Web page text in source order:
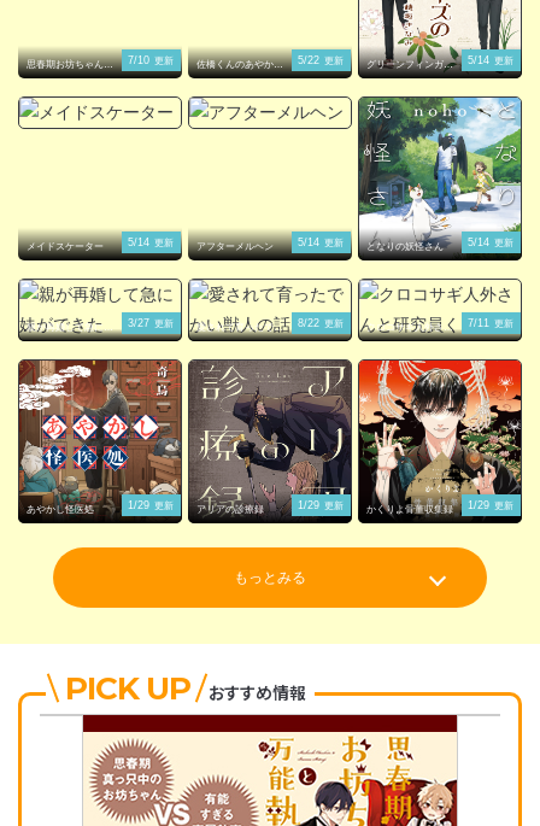
PICK UP おすすめ情報
思春期お坊ちゃんと
万能執事
7/10 更新
佐橋くんのあやかし
日和
5/22 更新
グリーンフィンガー
ズの箱庭
5/14 更新
メイドスケーター 5/14 更新 アフターメルヘン 5/14 更新 となりの妖怪さん 5/14 更新
親が再婚して急に妹
ができた
3/27 更新
愛されて育ったでか
い獣人の話
8/22 更新
クロコサギ人外さん
と研究員くん。
7/11 更新
あやかし怪医処 1/29 更新 アリアの診療録 1/29 更新 かくりよ骨董収集録 1/29 更新
もっとみる